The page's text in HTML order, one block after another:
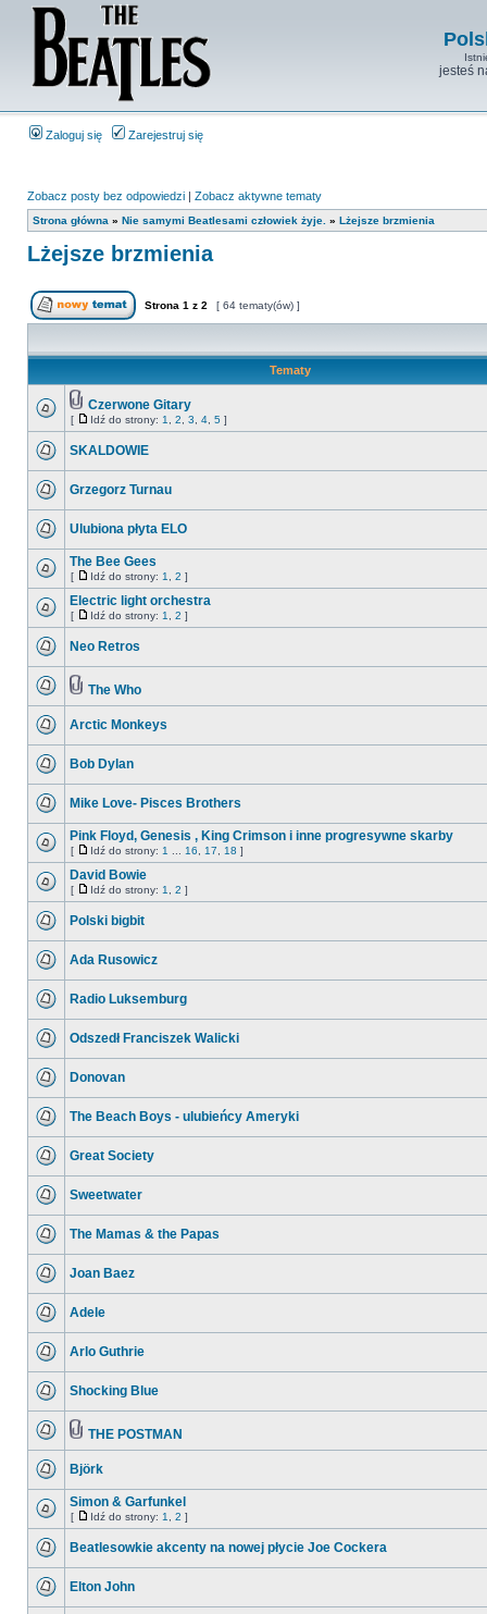
jesteś
Zaloguj się Zarejestruj się
Zobacz posty bez odpowiedzi | Zobacz aktywne tematy
Strona główna » Nie samymi Beatlesami człowiek żyje. » Lżejsze brzmienia
Lżejsze brzmienia
Strona 1 z 2 [ 64 tematy(ów) ]
Tematy
Czerwone Gitary
[ Idź do strony: 1 2 3 4 5 ]
SKALDOWIE
Grzegorz Turnau
Ulubiona płyta ELO
The Bee Gees
[ Idź do strony: 1 2 ]
Electric light orchestra
[ Idź do strony: 1 2 ]
Neo Retros
The Who
Arctic Monkeys
Bob Dylan
Mike Love- Pisces Brothers
Pink Floyd, Genesis , King Crimson i inne progresywne skarby
[ Idź do strony: 1 16 17 18 ]
David Bowie
[ Idź do strony: 1 2 ]
Polski bigbit
Ada Rusowicz
Radio Luksemburg
Odszedł Franciszek Walicki
Donovan
The Beach Boys - ulubieńcy Ameryki
Great Society
Sweetwater
The Mamas & the Papas
Joan Baez
Adele
Arlo Guthrie
Shocking Blue
THE POSTMAN
Björk
Simon & Garfunkel
[ Idź do strony: 1 2 ]
Beatlesowkie akcenty na nowej płycie Joe Cockera
Elton John